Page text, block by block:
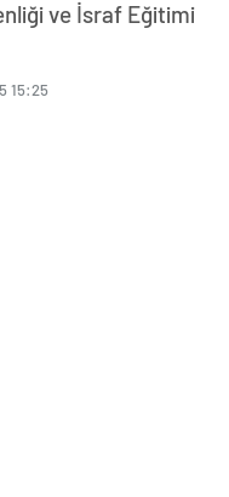
ve İsraf Eğitimi
15:25